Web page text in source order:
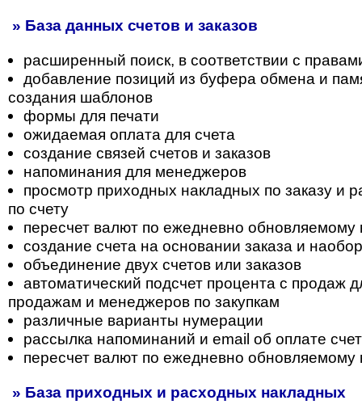
» База данных счетов и заказов
расширенный поиск, в соответствии с
добавление позиций из буфера обмена и
создания шаблонов
формы для печати
ожидаемая оплата для счета
создание связей счетов и заказов
напоминания для менеджеров
просмотр приходных накладных по заказу и
по счету
пересчет валют по ежедневно обновляемому
создание счета на основании заказа и
объединение двух счетов или заказов
автоматический подсчет процента с продаж
продажам и менеджеров по закупкам
различные варианты нумерации
рассылка напоминаний и email об оплате
пересчет валют по ежедневно обновляемому
» База приходных и расходных накладных